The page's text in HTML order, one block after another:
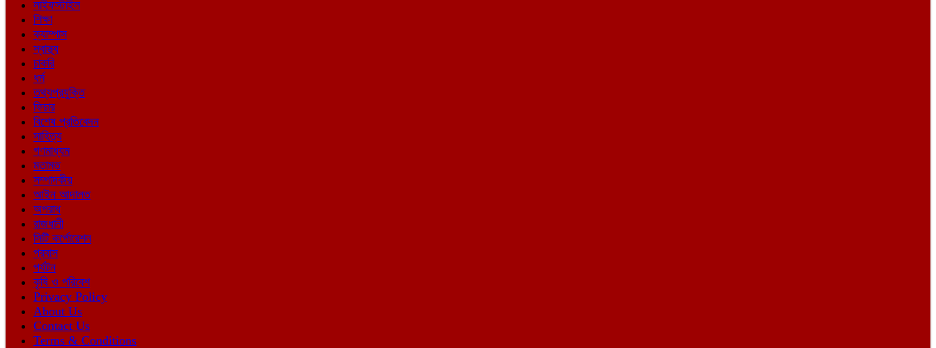
লাইফস্টাইল
শিক্ষা
ক্যাম্পাস
স্বাস্থ্য
চাকরি
ধর্ম
তথ্যপ্রযুক্তি
ফিচার
বিশেষ প্রতিবেদন
সাহিত্য
গণমাধ্যম
মতামত
সম্পাদকীয়
আইন আদালত
অপরাধ
রাজধানী
সিটি কর্পোরেশন
প্রবাস
পর্যটন
কৃষি ও পরিবেশ
Privacy Policy
About Us
Contact Us
Terms & Conditions